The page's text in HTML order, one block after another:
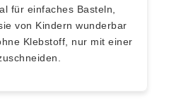
für einfaches Basteln,
von Kindern wunderbar
Klebstoff, nur mit einer